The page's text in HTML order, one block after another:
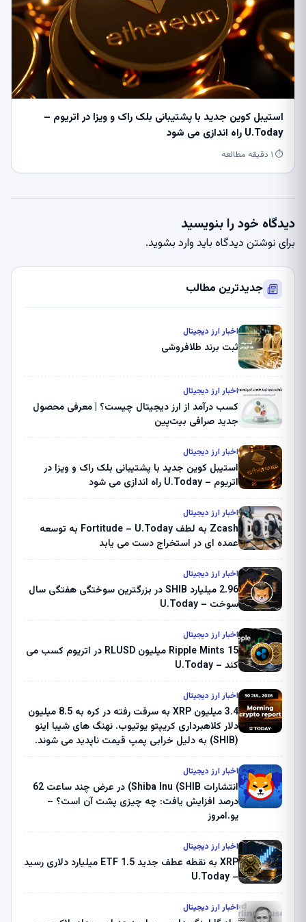
استیبل کوین جدید با پشتیبانی بلک راک و ویزا در اتریوم –
U.Today راه اندازی می شود
⏱ ۱ دقیقه مطالعه
دیدگاه خود را بنویسید
برای نوشتن دیدگاه باید وارد بشوید.
جدیدترین مطالب
اخبار ارز دیجیتال
ثبت برند طلافروشی
اخبار ارز دیجیتال
کسب درآمد از ارز دیجیتال چیست؟ | معرفی محصول
جدید صرافی بیت‌پین
اخبار ارز دیجیتال
استیبل کوین جدید با پشتیبانی بلک راک و ویزا در
اتریوم – U.Today راه اندازی می شود
اخبار ارز دیجیتال
Zcash به لطف Fortitude – U.Today به توسعه
عمده ای در استخراج دست می یابد
اخبار ارز دیجیتال
2.96 میلیارد SHIB در بزرگترین سوختگی هفتگی سال
سوخت – U.Today
اخبار ارز دیجیتال
Ripple Mints 15 میلیون RLUSD در اتریوم کسب می
کند – U.Today
اخبار ارز دیجیتال
3.4 میلیون XRP به سرقت رفته در کره به 8.5 میلیون
دلار کلاهبرداری کریپتو یوتیوب. نهنگ های شیبا اینو
(SHIB) به دلیل خرابی پمپ قیمت ناپدید می شوند.
ثبت کرد – گزارش کریپتو صبح – U.Today
اخبار ارز دیجیتال
انتشارات Shiba Inu (SHIB) در عرض چند ساعت 62
درصد افزایش یافت: چه چیزی پشت آن است؟ –
یو.امروز
اخبار ارز دیجیتال
XRP به نقطه عطف جدید ETF 1.5 میلیارد دلاری رسید
– U.Today
اخبار ارز دیجیتال